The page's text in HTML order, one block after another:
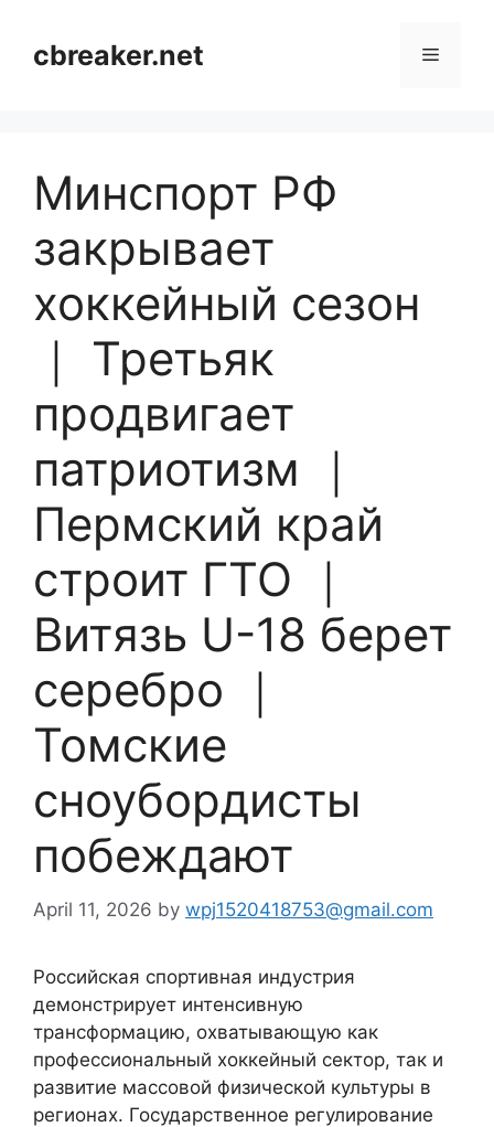
contentcbreaker.net Menu
Минспорт РФ
закрывает
хоккейный сезон
｜ Третьяк
продвигает
патриотизм ｜
Пермский край
строит ГТО ｜
Витязь U-18 берет
серебро ｜
Томские
сноубордисты
побеждают
April 11, 2026 by wpj1520418753@gmail.com
Российская спортивная индустрия
демонстрирует интенсивную
трансформацию, охватывающую как
профессиональный хоккейный сектор, так и
развитие массовой физической культуры в
регионах. Государственное регулирование